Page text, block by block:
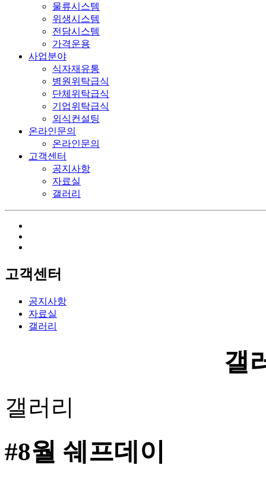
물류시스템
위생시스템
전담시스템
가격운용
사업분야
식자재유통
병원위탁급식
단체위탁급식
기업위탁급식
외식컨설팅
온라인문의
온라인문의
고객센터
공지사항
자료실
갤러리
고객센터
공지사항
자료실
갤러리
갤
갤러리
#8월 쉐프데이